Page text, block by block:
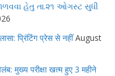
હેતુ તા.૨૧ ઓગસ્ટ સુધી
प्रिंटिंग प्रेस से नहीं August
मुख्य परीक्षा खत्म हुए 3 महीने